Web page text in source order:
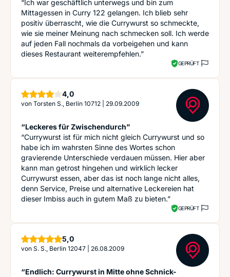
“Ich war geschäftlich unterwegs und bin zum
Mittagessen in Curry 122 gelangen. Ich blieb sehr
positiv überrascht, wie die Currywurst so schmeckte,
wie sie meiner Meinung nach schmecken soll. Ich werde
auf jeden Fall nochmals da vorbeigehen und kann
dieses Restaurant weiterempfehlen.”
GEPRÜFT
4,0Sterne
von Torsten S., Berlin 10712 29.09.2009
“Leckeres für Zwischendurch”
“Currywurst ist für mich nicht gleich Currywurst und so
habe ich im wahrsten Sinne des Wortes schon
gravierende Unterschiede verdauen müssen. Hier aber
kann man getrost hingehen und wirklich lecker
Currywurst essen, aber das ist noch lange nicht alles,
denn Service, Preise und alternative Leckereien hat
dieser Imbiss auch in gutem Maß zu bieten.”
GEPRÜFT
5,0Sterne
von S. S., Berlin 12047 26.08.2009
“Endlich: Currywurst in Mitte ohne Schnick-